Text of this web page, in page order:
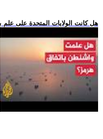
.. هل كانت الولايات المتحدة على علم